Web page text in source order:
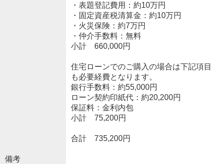
備考
・表題登記費用：約10万円
・固定資産税清算金：約10万円
・火災保険：約7万円
・仲介手数料：無料
小計 660,000円
住宅ローンでのご購入の場合は下記項目
も必要経費となります。
銀行手数料：約55,000円
ローン契約印紙代：約20,200円
保証料：金利内包
小計 75,200円
合計 735,200円